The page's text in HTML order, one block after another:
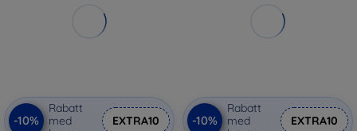
-10%
Rabatt
med
EXTRA10 -10%
Rabatt
med
EXTRA10